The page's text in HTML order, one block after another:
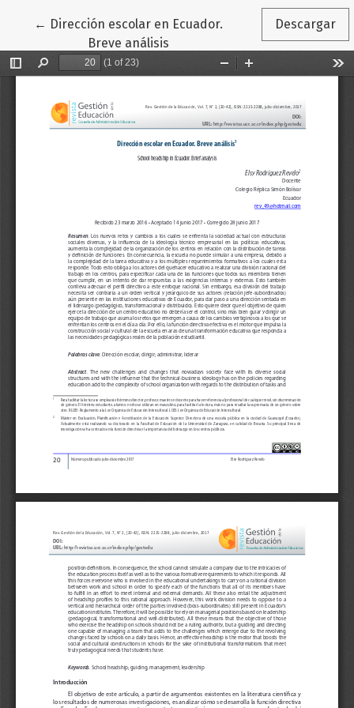
← Volver a los detalles del artículo
Dirección escolar en Ecuador.
Breve análisis
Descargar